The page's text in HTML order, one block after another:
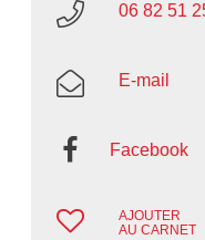
06 82 51
E-mail
Facebook
AJOUTER
AU CARNET